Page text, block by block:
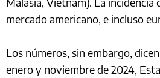
mercado americano, e incluso
Los números, sin embargo,
enero y noviembre de 2024,